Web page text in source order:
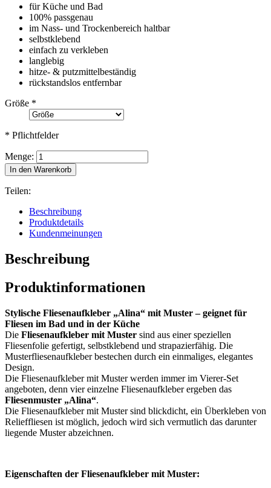
für Küche und Bad
100% passgenau
im Nass- und Trockenbereich haltbar
selbstklebend
einfach zu verkleben
langlebig
hitze- & putzmittelbeständig
rückstandslos entfernbar
Größe *
* Pflichtfelder
Menge:
In den Warenkorb
Teilen:
Beschreibung
Produktdetails
Kundenmeinungen
Beschreibung
Produktinformationen
Stylische Fliesenaufkleber „Alina“ mit Muster – geignet für
Fliesen im Bad und in der Küche
Die Fliesenaufkleber mit Muster sind aus einer speziellen
Fliesenfolie gefertigt, selbstklebend und strapazierfähig. Die
Musterfliesenaufkleber bestechen durch ein einmaliges, elegantes
Design.
Die Fliesenaufkleber mit Muster werden immer im Vierer-Set
angeboten, denn vier einzelne Fliesenaufkleber ergeben das
Fliesenmuster „Alina“.
Die Fliesenaufkleber mit Muster sind blickdicht, ein Überkleben von
Relieffliesen ist möglich, jedoch wird sich vermutlich das darunter
liegende Muster abzeichnen.
Eigenschaften der Fliesenaufkleber mit Muster: